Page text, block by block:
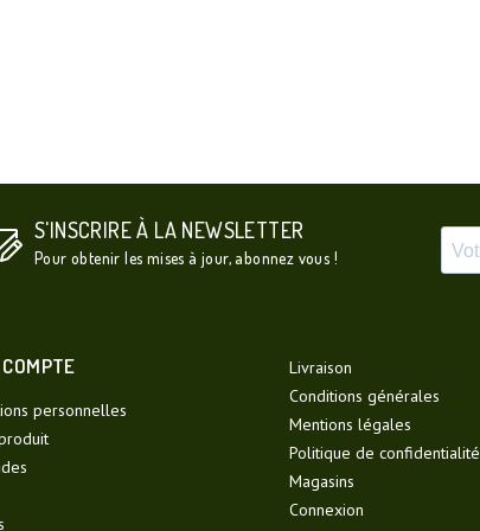
S'INSCRIRE À LA NEWSLETTER
Pour obtenir les mises à jour, abonnez vous !
personnelles
Livraison
Conditions générales
Mentions légales
Politique de confidentialité
Magasins
Connexion